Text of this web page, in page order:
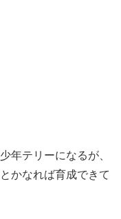
年テリーになるが、
かなれば育成できて